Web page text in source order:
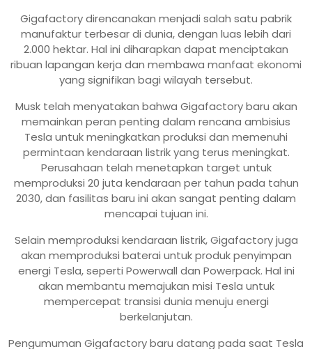
Gigafactory direncanakan menjadi salah satu pabrik
manufaktur terbesar di dunia, dengan luas lebih dari
2.000 hektar. Hal ini diharapkan dapat menciptakan
ribuan lapangan kerja dan membawa manfaat ekonomi
yang signifikan bagi wilayah tersebut.
Musk telah menyatakan bahwa Gigafactory baru akan
memainkan peran penting dalam rencana ambisius
Tesla untuk meningkatkan produksi dan memenuhi
permintaan kendaraan listrik yang terus meningkat.
Perusahaan telah menetapkan target untuk
memproduksi 20 juta kendaraan per tahun pada tahun
2030, dan fasilitas baru ini akan sangat penting dalam
mencapai tujuan ini.
Selain memproduksi kendaraan listrik, Gigafactory juga
akan memproduksi baterai untuk produk penyimpan
energi Tesla, seperti Powerwall dan Powerpack. Hal ini
akan membantu memajukan misi Tesla untuk
mempercepat transisi dunia menuju energi
berkelanjutan.
Pengumuman Gigafactory baru datang pada saat Tesla